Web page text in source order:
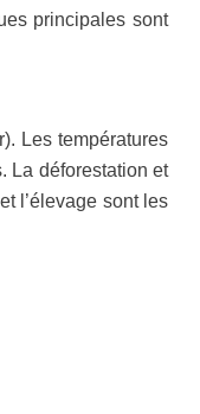
principales sont
Les températures
La déforestation et
l’élevage sont les